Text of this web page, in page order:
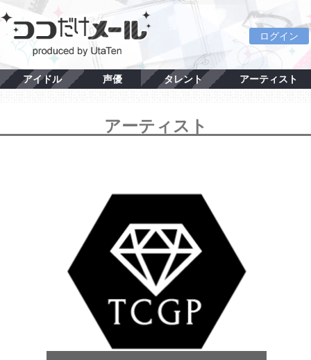
ログイン
アイドル 声優 タレント アーティスト
アーティスト